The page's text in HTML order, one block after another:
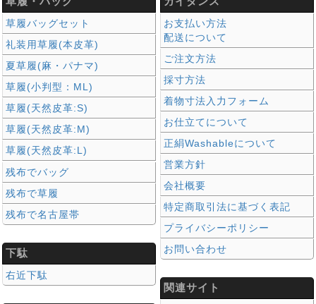
草履バッグセット
礼装用草履(本皮革)
夏草履(麻・パナマ)
草履(小判型：ML)
草履(天然皮革:S)
草履(天然皮革:M)
草履(天然皮革:L)
残布でバッグ
残布で草履
残布で名古屋帯
下駄
右近下駄
お支払い方法
配送について
ご注文方法
採寸方法
着物寸法入力フォーム
お仕立てについて
正絹Washableについて
営業方針
会社概要
特定商取引法に基づく表記
プライバシーポリシー
お問い合わせ
関連サイト